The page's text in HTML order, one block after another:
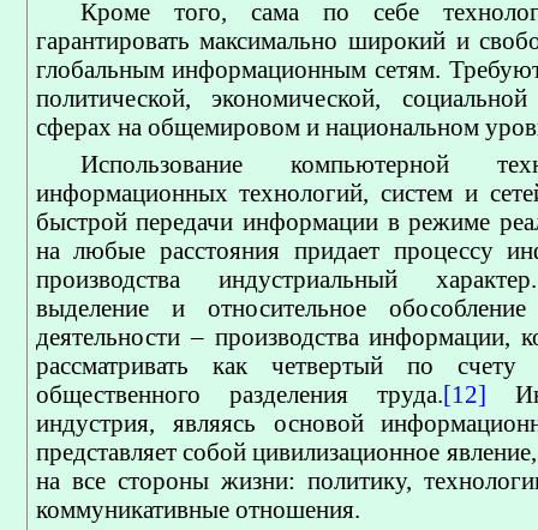
Кроме того, сама по себе
гарантировать максимально широкий и
глобальным информационным сетям.
политической, экономической,
сферах на общемировом и национальном
Использование компьютерной
информационных технологий, систем и
быстрой передачи информации в режиме
на любые расстояния придает процессу
производства индустриальный
выделение и относительное
деятельности – производства информации,
рассматривать как четвертый по
общественного разделения труда.[12]
индустрия, являясь основой
представляет собой цивилизационное
на все стороны жизни: политику,
коммуникативные отношения.